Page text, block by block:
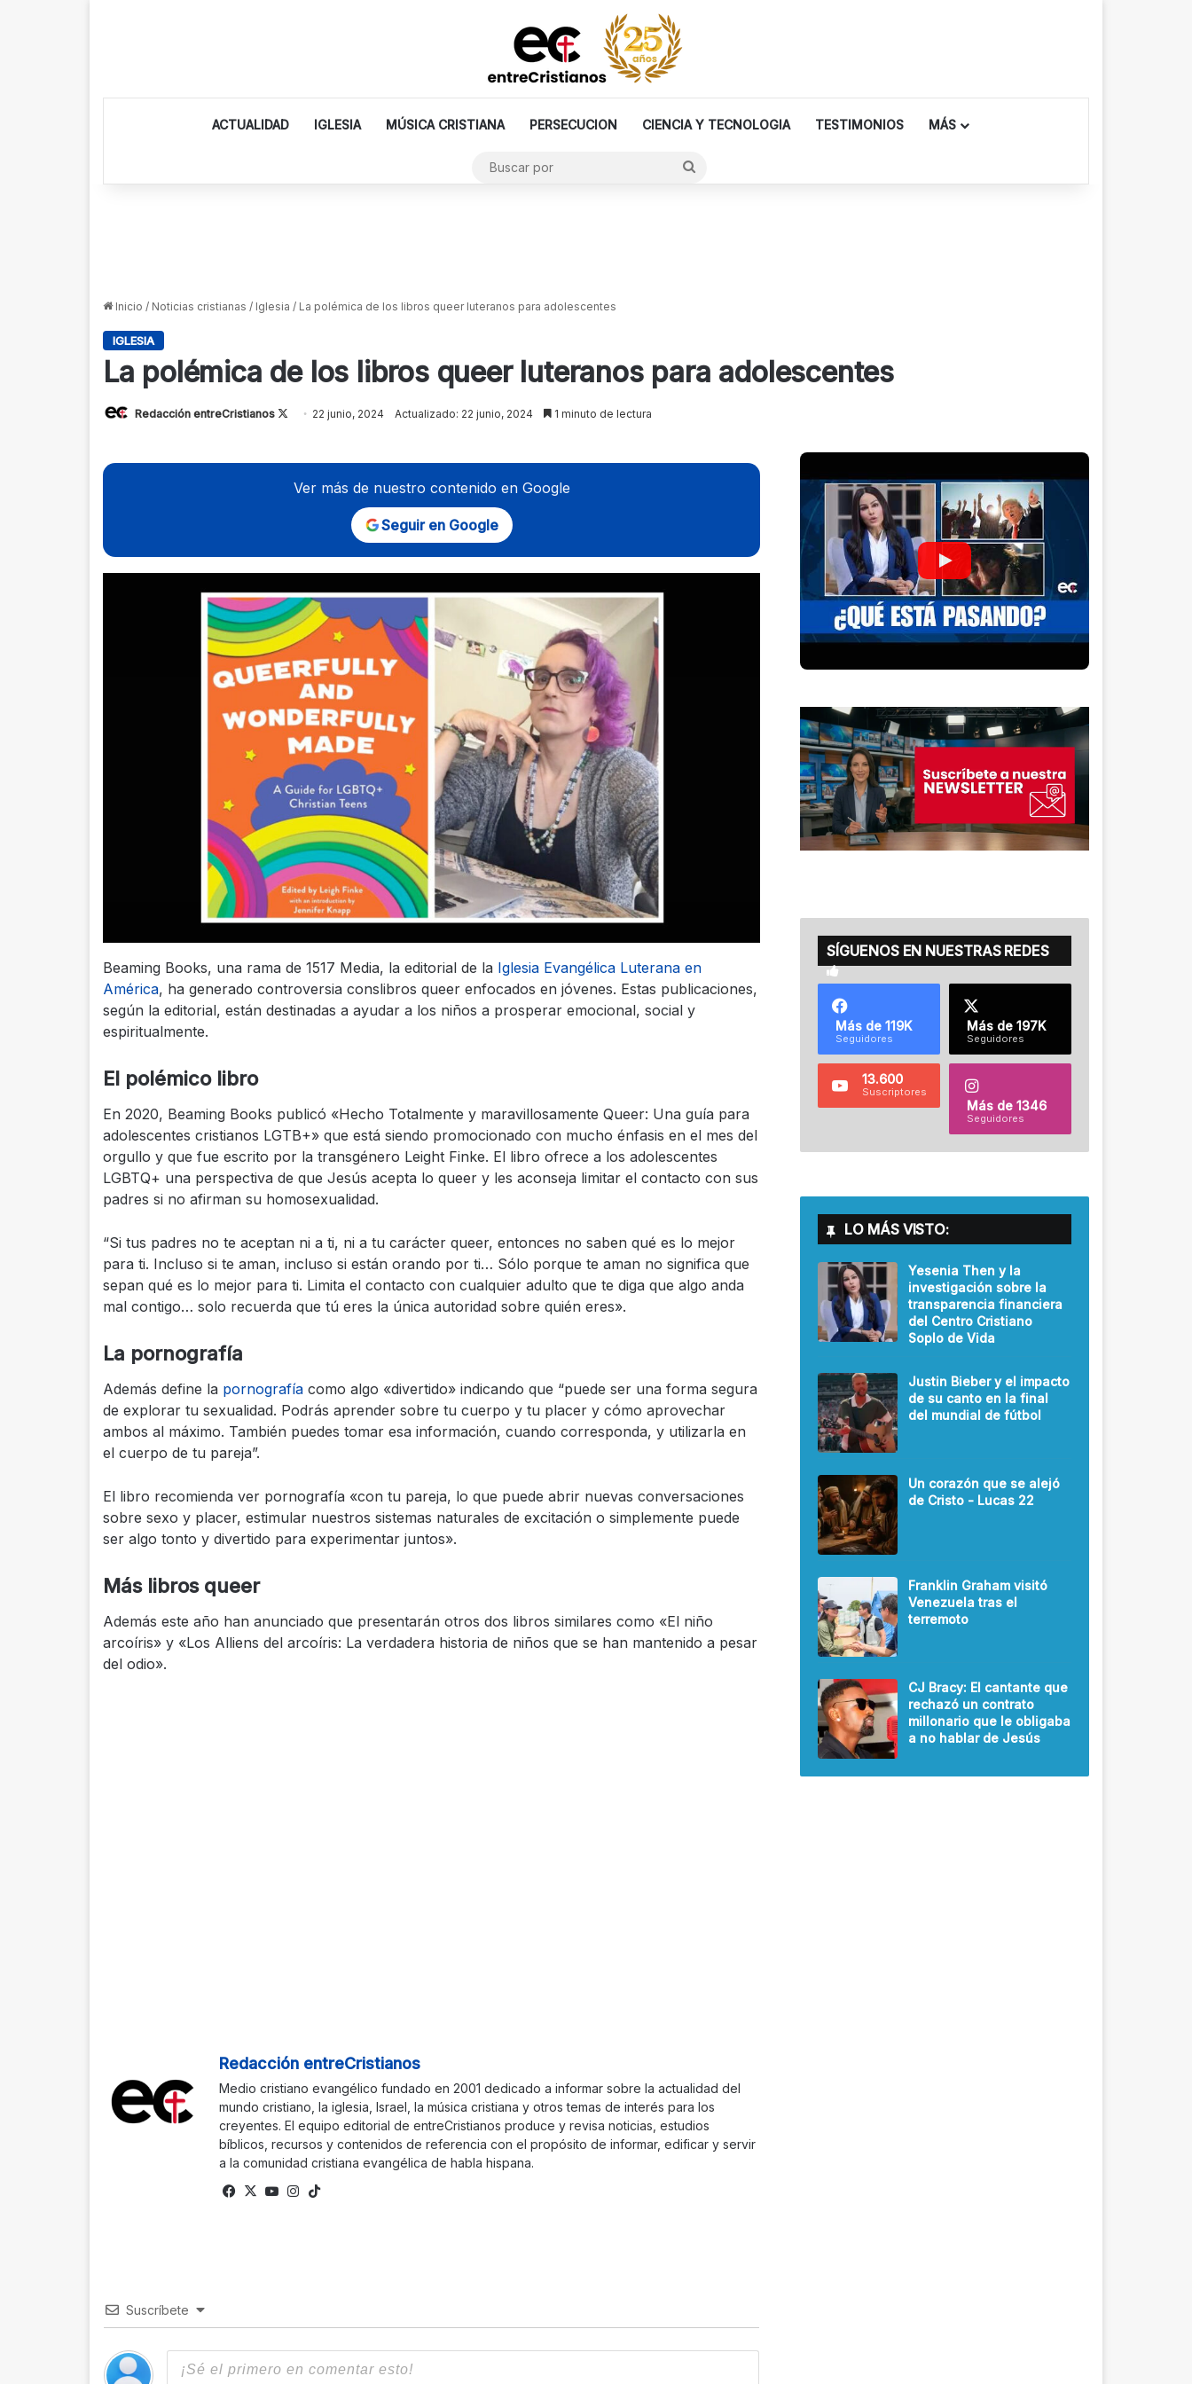
ACTUALIDAD IGLESIA MÚSICA CRISTIANA PERSECUCION CIENCIA Y TECNOLOGIA TESTIMONIOS MÁS
Inicio / Noticias cristianas / Iglesia / La polémica de los libros queer luteranos para adolescentes
IGLESIA
La polémica de los libros queer luteranos para adolescentes
Redacción entreCristianos
Follow22 junio, 2024 Actualizado: 22 junio, 2024 1 minuto de lectura
Ver más de nuestro contenido en Google
Seguir en Google
Beaming Books, una rama de 1517 Media, la editorial de la Iglesia Evangélica Luterana en
América, ha generado controversia conslibros queer enfocados en jóvenes. Estas publicaciones,
según la editorial, están destinadas a ayudar a los niños a prosperar emocional, social y
espiritualmente.
El polémico libro
En 2020, Beaming Books publicó «Hecho Totalmente y maravillosamente Queer: Una guía para
adolescentes cristianos LGTB+» que está siendo promocionado con mucho énfasis en el mes del
orgullo y que fue escrito por la transgénero Leight Finke. El libro ofrece a los adolescentes
LGBTQ+ una perspectiva de que Jesús acepta lo queer y les aconseja limitar el contacto con sus
padres si no afirman su homosexualidad.
“Si tus padres no te aceptan ni a ti, ni a tu carácter queer, entonces no saben qué es lo mejor
para ti. Incluso si te aman, incluso si están orando por ti… Sólo porque te aman no significa que
sepan qué es lo mejor para ti. Limita el contacto con cualquier adulto que te diga que algo anda
mal contigo… solo recuerda que tú eres la única autoridad sobre quién eres».
La pornografía
Además define la pornografíacomo algo «divertido» indicando que “puede ser una forma segura
de explorar tu sexualidad. Podrás aprender sobre tu cuerpo y tu placer y cómo aprovechar
ambos al máximo. También puedes tomar esa información, cuando corresponda, y utilizarla en
el cuerpo de tu pareja”.
El libro recomienda ver pornografía «con tu pareja, lo que puede abrir nuevas conversaciones
sobre sexo y placer, estimular nuestros sistemas naturales de excitación o simplemente puede
ser algo tonto y divertido para experimentar juntos».
Más libros queer
Además este año han anunciado que presentarán otros dos libros similares como «El niño
arcoíris» y «Los Alliens del arcoíris: La verdadera historia de niños que se han mantenido a pesar
del odio».
Redacción entreCristianos
Medio cristiano evangélico fundado en 2001 dedicado a informar sobre la actualidad del
mundo cristiano, la iglesia, Israel, la música cristiana y otros temas de interés para los
creyentes. El equipo editorial de entreCristianos produce y revisa noticias, estudios
bíblicos, recursos y contenidos de referencia con el propósito de informar, edificar y servir
a la comunidad cristiana evangélica de habla hispana.
Facebook
X YouTubeInstagram
Suscríbete
SÍGUENOS EN NUESTRAS REDES
Más de 119K
Seguidores
Más de 197K
Seguidores
13.600
Suscriptores
Más de 1346
Seguidores
LO MÁS VISTO:
Yesenia Then y la
investigación sobre la
transparencia financiera
del Centro Cristiano
Soplo de Vida
Justin Bieber y el impacto
de su canto en la final
del mundial de fútbol
Un corazón que se alejó
de Cristo - Lucas 22
Franklin Graham visitó
Venezuela tras el
terremoto
CJ Bracy: El cantante que
rechazó un contrato
millonario que le obligaba
a no hablar de Jesús